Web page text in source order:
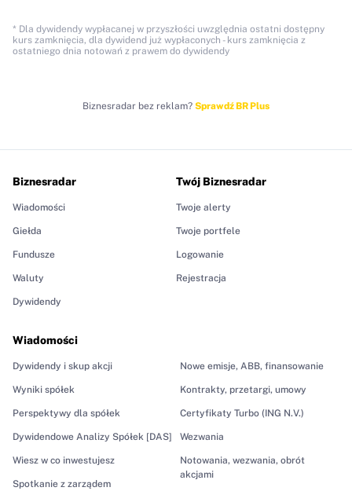
* Dla dywidendy wypłacanej w przyszłości uwzględnia ostatni dostępny
kurs zamknięcia, dla dywidend już wypłaconych - kurs zamknięcia z
ostatniego dnia notowań z prawem do dywidendy
Biznesradar bez reklam? Sprawdź BR Plus
Biznesradar
Wiadomości
Giełda
Fundusze
Waluty
Dywidendy
Wiadomości
Dywidendy i skup akcji
Wyniki spółek
Perspektywy dla spółek
Dywidendowe Analizy Spółek [DAS]
Wiesz w co inwestujesz
Spotkanie z zarządem
Nowe emisje, ABB, finansowanie
Kontrakty, przetargi, umowy
Certyfikaty Turbo (ING N.V.)
Wezwania
Notowania, wezwania, obrót
akcjami
Twój Biznesradar
Twoje alerty
Twoje portfele
Logowanie
Rejestracja